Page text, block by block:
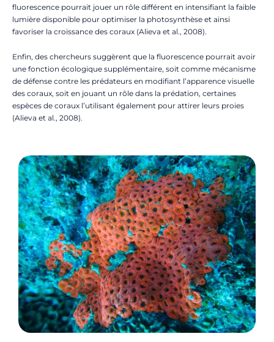
fluorescence pourrait jouer un rôle différent en intensifiant la faible
lumière disponible pour optimiser la photosynthèse et ainsi
favoriser la croissance des coraux (Alieva et al., 2008).
Enfin, des chercheurs suggèrent que la fluorescence pourrait avoir
une fonction écologique supplémentaire, soit comme mécanisme
de défense contre les prédateurs en modifiant l’apparence visuelle
des coraux, soit en jouant un rôle dans la prédation, certaines
espèces de coraux l’utilisant également pour attirer leurs proies
(Alieva et al., 2008).